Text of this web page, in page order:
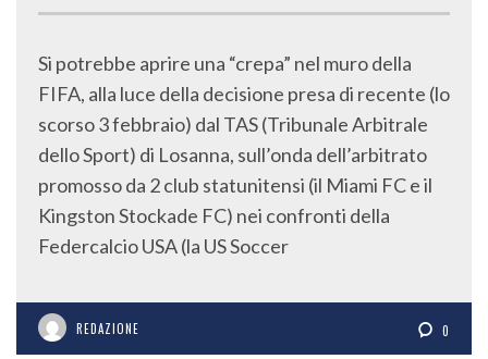
Si potrebbe aprire una “crepa” nel muro della
FIFA, alla luce della decisione presa di recente (lo
scorso 3 febbraio) dal TAS (Tribunale Arbitrale
dello Sport) di Losanna, sull’onda dell’arbitrato
promosso da 2 club statunitensi (il Miami FC e il
Kingston Stockade FC) nei confronti della
Federcalcio USA (la US Soccer
REDAZIONE 0